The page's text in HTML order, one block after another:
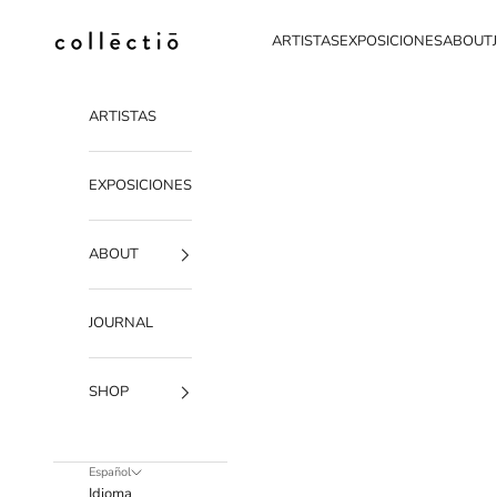
Collectio-collectio
ARTISTASEXPOSICIONESABOUT
ARTISTAS
EXPOSICIONES
ABOUT
JOURNAL
SHOP
Español